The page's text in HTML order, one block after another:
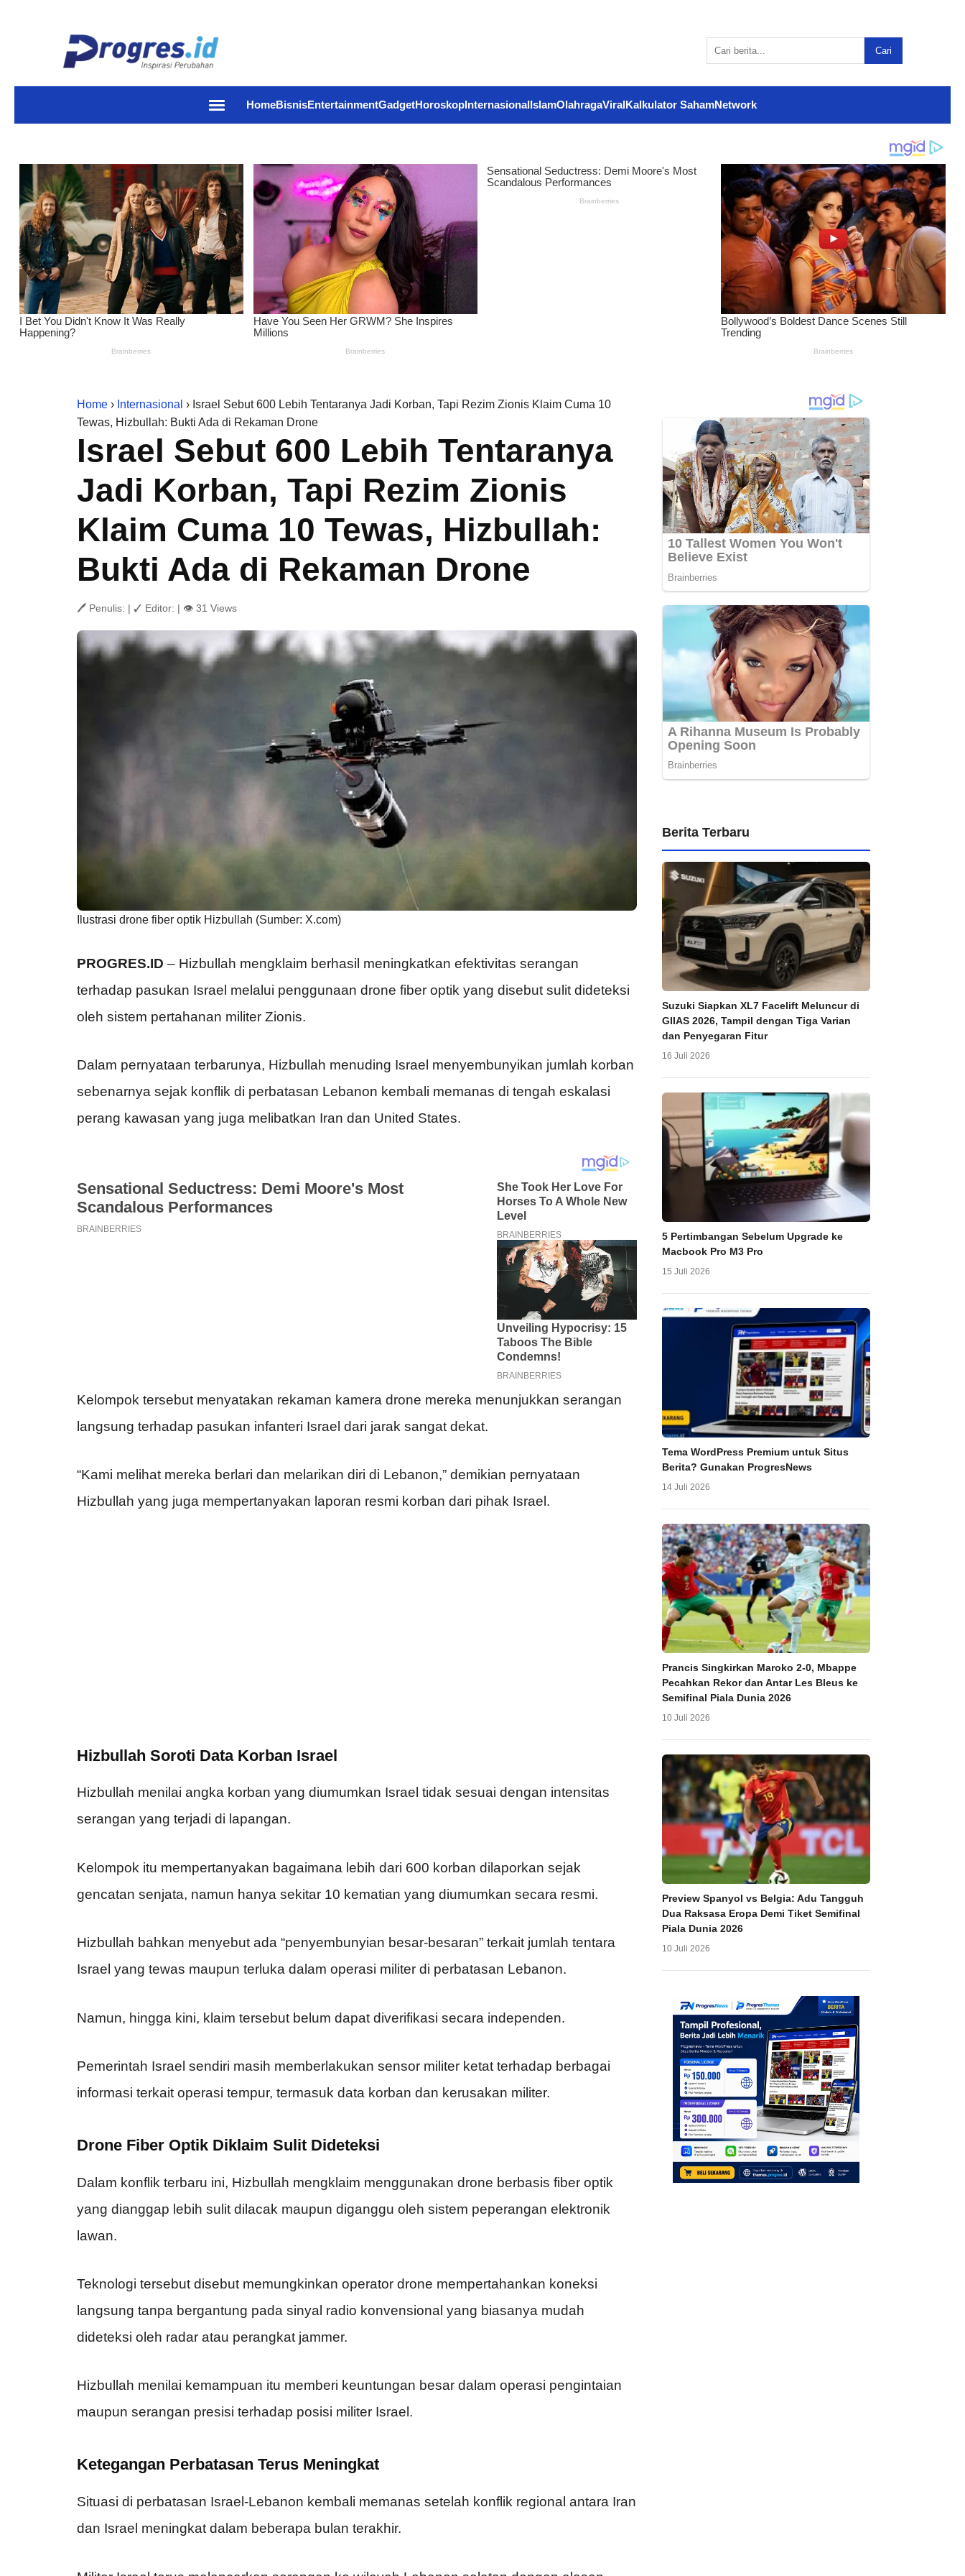
Cari
HomeBisnisEntertainmentGadgetHoroskopInternasionalIslamOlahragaViralKalkulator SahamNetwork
Home › Internasional › Israel Sebut 600 Lebih Tentaranya Jadi Korban, Tapi Rezim Zionis Klaim Cuma 10
Tewas, Hizbullah: Bukti Ada di Rekaman Drone
Israel Sebut 600 Lebih Tentaranya
Jadi Korban, Tapi Rezim Zionis
Klaim Cuma 10 Tewas, Hizbullah:
Bukti Ada di Rekaman Drone
🖊 Penulis: | ✓ Editor: | 👁 31 Views
Ilustrasi drone fiber optik Hizbullah (Sumber: X.com)
PROGRES.ID – Hizbullah mengklaim berhasil meningkatkan efektivitas serangan
terhadap pasukan Israel melalui penggunaan drone fiber optik yang disebut sulit dideteksi
oleh sistem pertahanan militer Zionis.
Dalam pernyataan terbarunya, Hizbullah menuding Israel menyembunyikan jumlah korban
sebenarnya sejak konflik di perbatasan Lebanon kembali memanas di tengah eskalasi
perang kawasan yang juga melibatkan Iran dan United States.
Kelompok tersebut menyatakan rekaman kamera drone mereka menunjukkan serangan
langsung terhadap pasukan infanteri Israel dari jarak sangat dekat.
“Kami melihat mereka berlari dan melarikan diri di Lebanon,” demikian pernyataan
Hizbullah yang juga mempertanyakan laporan resmi korban dari pihak Israel.
Hizbullah Soroti Data Korban Israel
Hizbullah menilai angka korban yang diumumkan Israel tidak sesuai dengan intensitas
serangan yang terjadi di lapangan.
Kelompok itu mempertanyakan bagaimana lebih dari 600 korban dilaporkan sejak
gencatan senjata, namun hanya sekitar 10 kematian yang diumumkan secara resmi.
Hizbullah bahkan menyebut ada “penyembunyian besar-besaran” terkait jumlah tentara
Israel yang tewas maupun terluka dalam operasi militer di perbatasan Lebanon.
Namun, hingga kini, klaim tersebut belum dapat diverifikasi secara independen.
Pemerintah Israel sendiri masih memberlakukan sensor militer ketat terhadap berbagai
informasi terkait operasi tempur, termasuk data korban dan kerusakan militer.
Drone Fiber Optik Diklaim Sulit Dideteksi
Dalam konflik terbaru ini, Hizbullah mengklaim menggunakan drone berbasis fiber optik
yang dianggap lebih sulit dilacak maupun diganggu oleh sistem peperangan elektronik
lawan.
Teknologi tersebut disebut memungkinkan operator drone mempertahankan koneksi
langsung tanpa bergantung pada sinyal radio konvensional yang biasanya mudah
dideteksi oleh radar atau perangkat jammer.
Hizbullah menilai kemampuan itu memberi keuntungan besar dalam operasi pengintaian
maupun serangan presisi terhadap posisi militer Israel.
Ketegangan Perbatasan Terus Meningkat
Situasi di perbatasan Israel-Lebanon kembali memanas setelah konflik regional antara Iran
dan Israel meningkat dalam beberapa bulan terakhir.
Berita Terbaru
Suzuki Siapkan XL7 Facelift Meluncur di
GIIAS 2026, Tampil dengan Tiga Varian
dan Penyegaran Fitur
16 Juli 2026
5 Pertimbangan Sebelum Upgrade ke
Macbook Pro M3 Pro
15 Juli 2026
Tema WordPress Premium untuk Situs
Berita? Gunakan ProgresNews
14 Juli 2026
Prancis Singkirkan Maroko 2-0, Mbappe
Pecahkan Rekor dan Antar Les Bleus ke
Semifinal Piala Dunia 2026
10 Juli 2026
Preview Spanyol vs Belgia: Adu Tangguh
Dua Raksasa Eropa Demi Tiket Semifinal
Piala Dunia 2026
10 Juli 2026